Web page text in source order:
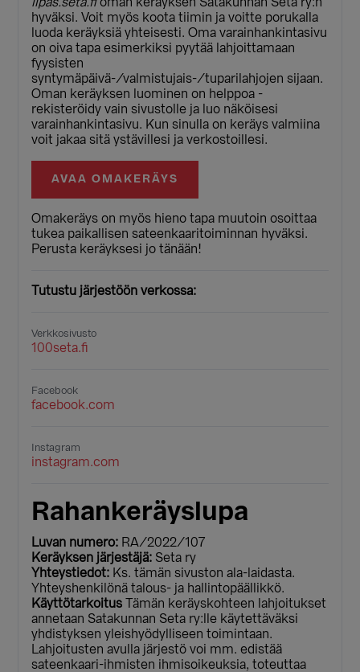
lipas.seta.fioman keräyksen Satakunnan Seta ry:n
hyväksi. Voit myös koota tiimin ja voitte porukalla
luoda keräyksiä yhteisesti. Oma varainhankintasivu
on oiva tapa esimerkiksi pyytää lahjoittamaan
fyysisten
syntymäpäivä-/valmistujais-/tuparilahjojen sijaan.
Oman keräyksen luominen on helppoa -
rekisteröidy vain sivustolle ja luo näköisesi
varainhankintasivu. Kun sinulla on keräys valmiina
voit jakaa sitä ystävillesi ja verkostoillesi.
AVAA OMAKERÄYS
Omakeräys on myös hieno tapa muutoin osoittaa
tukea paikallisen sateenkaaritoiminnan hyväksi.
Perusta keräyksesi jo tänään!
Tutustu järjestöön verkossa:
Verkkosivusto
100seta.fi
Facebook
facebook.com
Instagram
instagram.com
Rahankeräyslupa
Luvan numero: RA/2022/107
Keräyksen järjestäjä: Seta ry
Yhteystiedot: Ks. tämän sivuston ala-laidasta.
Yhteyshenkilönä talous- ja hallintopäällikkö.
Käyttötarkoitus Tämän keräyskohteen lahjoitukset
annetaan Satakunnan Seta ry:lle käytettäväksi
yhdistyksen yleishyödylliseen toimintaan.
Lahjoitusten avulla järjestö voi mm. edistää
sateenkaari-ihmisten ihmisoikeuksia, toteuttaa